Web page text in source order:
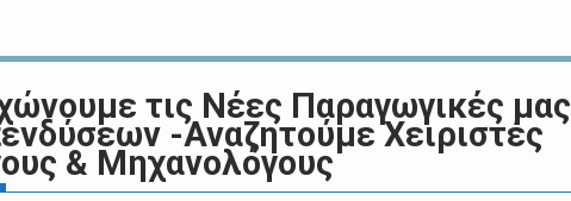
τις Νέες Παραγωγικές μας
-Αναζητούμε Χειριστές
& Μηχανολόγους